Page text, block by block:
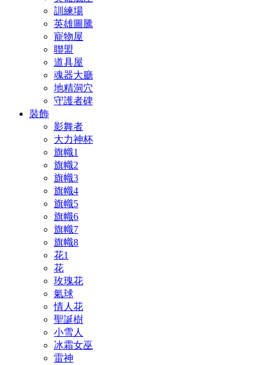
訓練場
英雄圖騰
寵物屋
聯盟
道具屋
魂器大廳
地精洞穴
守護者碑
裝飾
影舞者
大力神杯
旗幟1
旗幟2
旗幟3
旗幟4
旗幟5
旗幟6
旗幟7
旗幟8
花1
花
玫瑰花
氣球
情人花
聖誕樹
小雪人
冰霜女巫
雷神